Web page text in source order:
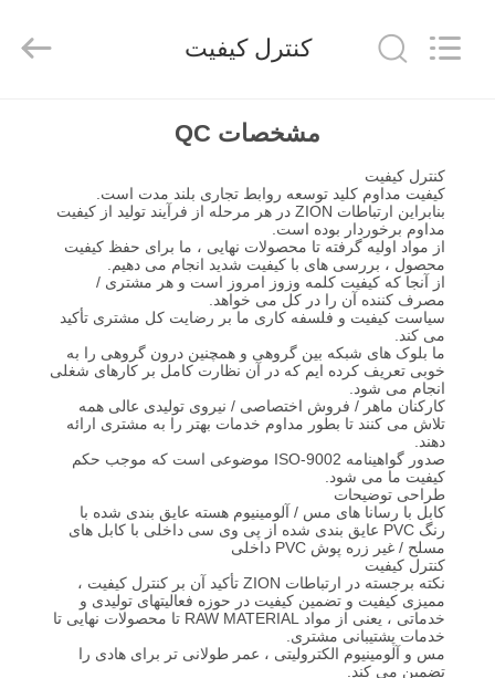
محصولات
درباره
کارخانه
کنترل
کیفیت
تماس
کنترل کیفیت
مشخصات QC
کنترل کیفیت
کیفیت مداوم کلید توسعه روابط تجاری بلند مدت است.
بنابراین ارتباطات ZION در هر مرحله از فرآیند تولید از کیفیت
مداوم برخوردار بوده است.
از مواد اولیه گرفته تا محصولات نهایی ، ما برای حفظ کیفیت
محصول ، بررسی های با کیفیت شدید انجام می دهیم.
از آنجا که کیفیت کلمه وزوز امروز است و هر مشتری /
مصرف کننده آن را در کل می خواهد.
سیاست کیفیت و فلسفه کاری ما بر رضایت کل مشتری تأکید
می کند.
ما بلوک های شبکه بین گروهی و همچنین درون گروهی را به
خوبی تعریف کرده ایم که در آن نظارت کامل بر کارهای شغلی
انجام می شود.
کارکنان ماهر / فروش اختصاصی / نیروی تولیدی عالی همه
تلاش می کنند تا بطور مداوم خدمات بهتر را به مشتری ارائه
دهند.
صدور گواهینامه ISO-9002 موضوعی است که موجب حکم
کیفیت ما می شود.
طراحی توضیحات
کابل با رسانا های مس / آلومینیوم هسته عایق بندی شده با
رنگ PVC عایق بندی شده از پی وی سی داخلی با کابل های
مسلح / غیر زره پوش PVC داخلی
کنترل کیفیت
نکته برجسته در ارتباطات ZION تأکید آن بر کنترل کیفیت ،
ممیزی کیفیت و تضمین کیفیت در حوزه فعالیتهای تولیدی و
خدماتی ، یعنی از مواد RAW MATERIAL تا محصولات نهایی تا
خدمات پشتیبانی مشتری.
مس و آلومینیوم الکترولیتی ، عمر طولانی تر برای هادی را
تضمین می کند.